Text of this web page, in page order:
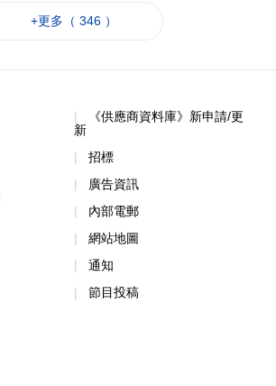
+更多（ 346 ）
《供應商資料庫》新申請/更
新
招標
廣告資訊
內部電郵
網站地圖
通知
節目投稿